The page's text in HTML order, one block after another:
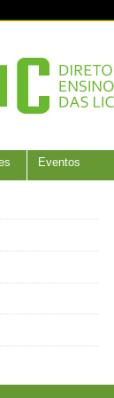
Eventos